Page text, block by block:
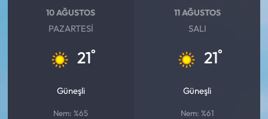
10 AĞUSTOS
PAZARTESI
21°
Güneşli
Nem: %65
11 AĞUSTOS
SALI
21°
Güneşli
Nem: %61